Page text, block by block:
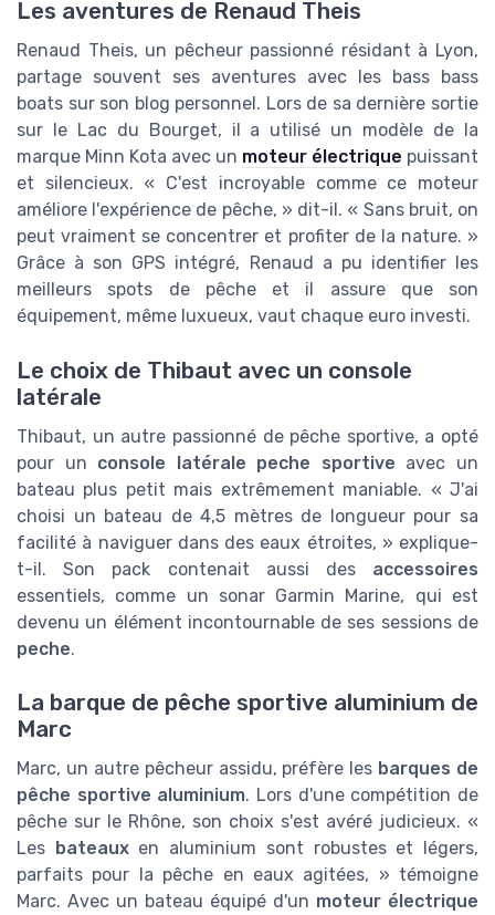
Les aventures de Renaud Theis
Renaud Theis, un pêcheur passionné résidant à Lyon,
partage souvent ses aventures avec les bass bass
boats sur son blog personnel. Lors de sa dernière sortie
sur le Lac du Bourget, il a utilisé un modèle de la
marque Minn Kota avec un moteur électrique puissant
et silencieux. « C'est incroyable comme ce moteur
améliore l'expérience de pêche, » dit-il. « Sans bruit, on
peut vraiment se concentrer et profiter de la nature. »
Grâce à son GPS intégré, Renaud a pu identifier les
meilleurs spots de pêche et il assure que son
équipement, même luxueux, vaut chaque euro investi.
Le choix de Thibaut avec un console
latérale
Thibaut, un autre passionné de pêche sportive, a opté
pour un console latérale peche sportive avec un
bateau plus petit mais extrêmement maniable. « J'ai
choisi un bateau de 4,5 mètres de longueur pour sa
facilité à naviguer dans des eaux étroites, » explique-
t-il. Son pack contenait aussi des accessoires
essentiels, comme un sonar Garmin Marine, qui est
devenu un élément incontournable de ses sessions de
peche.
La barque de pêche sportive aluminium de
Marc
Marc, un autre pêcheur assidu, préfère les barques de
pêche sportive aluminium. Lors d'une compétition de
pêche sur le Rhône, son choix s'est avéré judicieux. «
Les bateauxen aluminium sont robustes et légers,
parfaits pour la pêche en eaux agitées, » témoigne
Marc. Avec un bateau équipé d'un moteur électrique